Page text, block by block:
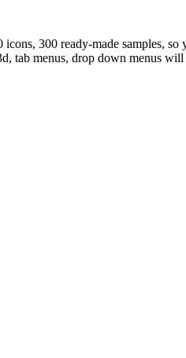
300 ready-made samples,
tab menus, drop down menus will